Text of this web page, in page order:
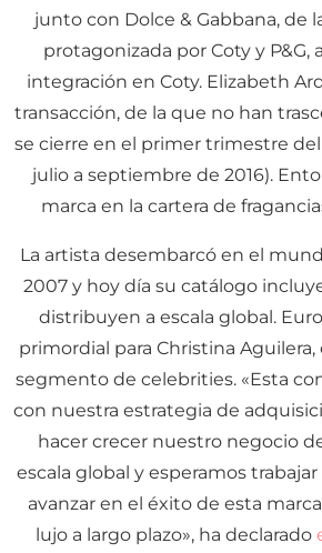
junto con Dolce & Gabbana, de
protagonizada por Coty y P&G,
integración en Coty. Elizabeth
transacción, de la que no han
se cierre en el primer trimestre del
julio a septiembre de 2016).
marca en la cartera de
La artista desembarcó en el
2007 y hoy día su catálogo
distribuyen a escala global.
primordial para Christina
segmento de celebrities. «Esta
con nuestra estrategia de
hacer crecer nuestro negocio
escala global y esperamos
avanzar en el éxito de esta
lujo a largo plazo», ha declarado